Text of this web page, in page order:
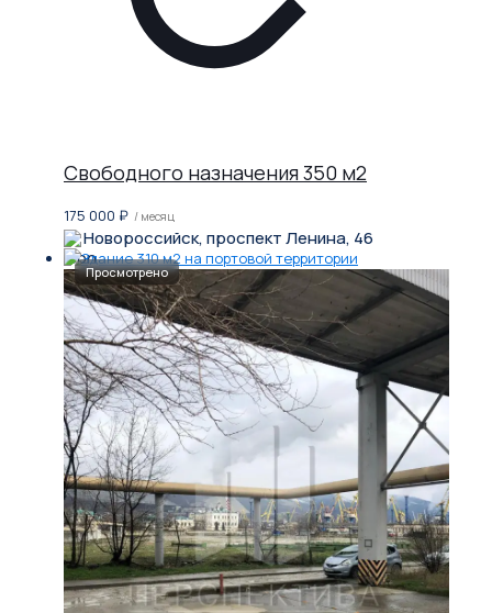
Свободного назначения 350 м2
175 000 ₽ / месяц
Новороссийск, проспект Ленина, 46